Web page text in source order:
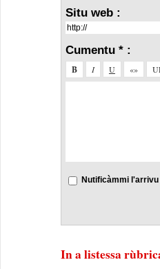
Situ web :
Cumentu * :
Nutificàmmi
In a listessa